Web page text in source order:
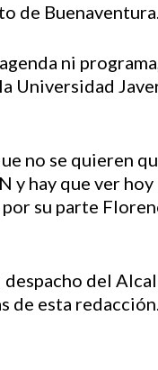
de
ni
Universidad
no se quieren
hay que ver
su parte
del
esta